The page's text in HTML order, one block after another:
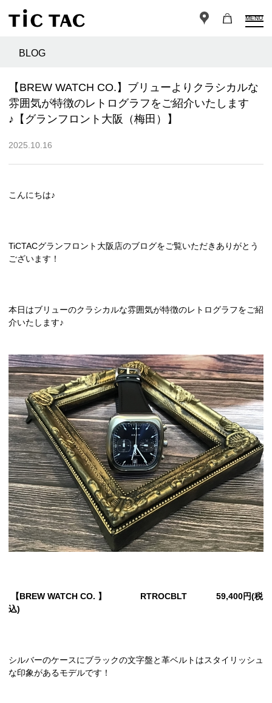
MENU
BLOG
【BREW WATCH CO.】ブリューよりクラシカルな
雰囲気が特徴のレトログラフをご紹介いたします
♪【グランフロント大阪（梅田）】
2025.10.16
こんにちは♪
TiCTACグランフロント大阪店のブログをご覧いただきありがとう
ございます！
本日はブリューのクラシカルな雰囲気が特徴のレトログラフをご紹
介いたします♪
【BREW WATCH CO. 】 RTROCBLT 59,400円(税
込)
シルバーのケースにブラックの文字盤と革ベルトはスタイリッシュ
な印象があるモデルです！